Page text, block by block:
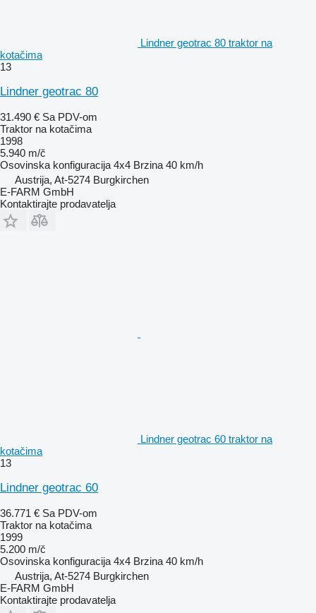
Lindner geotrac 80 traktor na
kotačima
13
Lindner geotrac 80
31.490 € Sa PDV-om
Traktor na kotačima
1998
5.940 m/č
Osovinska konfiguracija 4x4 Brzina 40 km/h
Austrija, At-5274 Burgkirchen
E-FARM GmbH
Kontaktirajte prodavatelja
Lindner geotrac 60 traktor na
kotačima
13
Lindner geotrac 60
36.771 € Sa PDV-om
Traktor na kotačima
1999
5.200 m/č
Osovinska konfiguracija 4x4 Brzina 40 km/h
Austrija, At-5274 Burgkirchen
E-FARM GmbH
Kontaktirajte prodavatelja